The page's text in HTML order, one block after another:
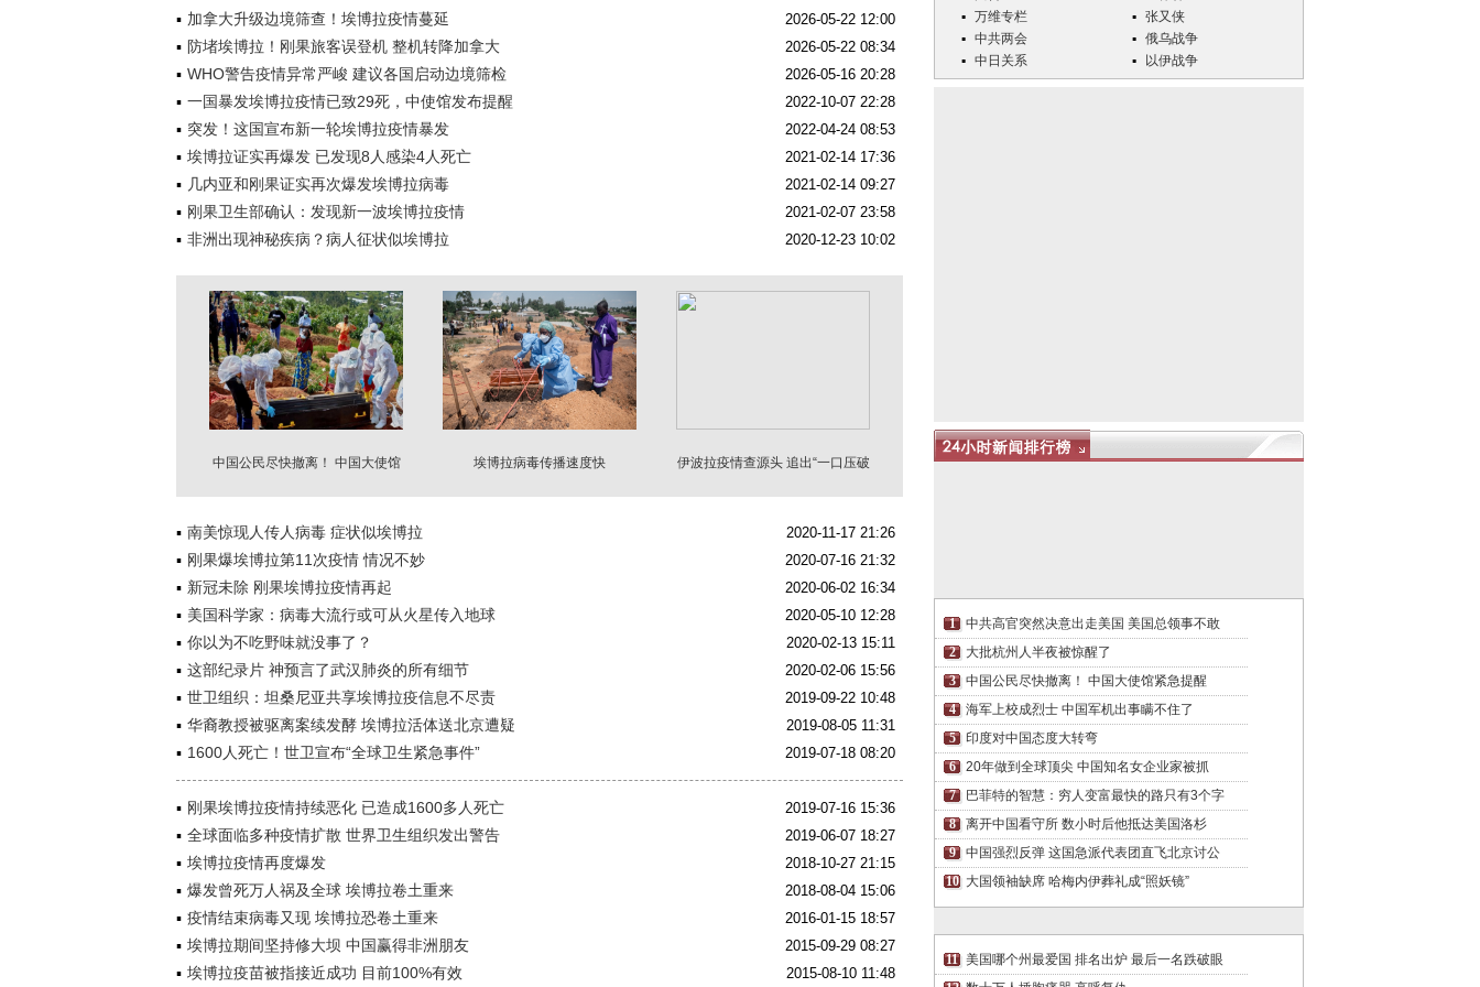
加拿大升级边境筛查！埃博拉疫情蔓延 2026-05-22 12:00
防堵埃博拉！刚果旅客误登机 整机转降加拿大 2026-05-22 08:34
WHO警告疫情异常严峻 建议各国启动边境筛检 2026-05-16 20:28
一国暴发埃博拉疫情已致29死，中使馆发布提醒 2022-10-07 22:28
突发！这国宣布新一轮埃博拉疫情暴发 2022-04-24 08:53
埃博拉证实再爆发 已发现8人感染4人死亡 2021-02-14 17:36
几内亚和刚果证实再次爆发埃博拉病毒 2021-02-14 09:27
刚果卫生部确认：发现新一波埃博拉疫情 2021-02-07 23:58
非洲出现神秘疾病？病人征状似埃博拉 2020-12-23 10:02
中国公民尽快撤离！ 中国大使馆
埃博拉病毒传播速度快
伊波拉疫情查源头 追出“一口压破
南美惊现人传人病毒 症状似埃博拉 2020-11-17 21:26
刚果爆埃博拉第11次疫情 情况不妙 2020-07-16 21:32
新冠未除 刚果埃博拉疫情再起 2020-06-02 16:34
美国科学家：病毒大流行或可从火星传入地球 2020-05-10 12:28
你以为不吃野味就没事了？ 2020-02-13 15:11
这部纪录片 神预言了武汉肺炎的所有细节 2020-02-06 15:56
世卫组织：坦桑尼亚共享埃博拉疫信息不尽责 2019-09-22 10:48
华裔教授被驱离案续发酵 埃博拉活体送北京遭疑 2019-08-05 11:31
1600人死亡！世卫宣布“全球卫生紧急事件” 2019-07-18 08:20
刚果埃博拉疫情持续恶化 已造成1600多人死亡 2019-07-16 15:36
全球面临多种疫情扩散 世界卫生组织发出警告 2019-06-07 18:27
埃博拉疫情再度爆发 2018-10-27 21:15
爆发曾死万人祸及全球 埃博拉卷土重来 2018-08-04 15:06
疫情结束病毒又现 埃博拉恐卷土重来 2016-01-15 18:57
埃博拉期间坚持修大坝 中国赢得非洲朋友 2015-09-29 08:27
埃博拉疫苗被指接近成功 目前100%有效 2015-08-10 11:48
万维专栏
张又侠
中共两会
俄乌战争
中日关系
以伊战争
中共高官突然决意出走美国 美国总领事不敢
大批杭州人半夜被惊醒了
中国公民尽快撤离！ 中国大使馆紧急提醒
海军上校成烈士 中国军机出事瞒不住了
印度对中国态度大转弯
20年做到全球顶尖 中国知名女企业家被抓
巴菲特的智慧：穷人变富最快的路只有3个字
离开中国看守所 数小时后他抵达美国洛杉
中国强烈反弹 这国急派代表团直飞北京讨公
大国领袖缺席 哈梅内伊葬礼成“照妖镜”
美国哪个州最爱国 排名出炉 最后一名跌破眼